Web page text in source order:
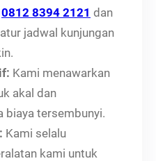
0812 8394 2121 dan
jadwal kunjungan
Kami menawarkan
akal dan
biaya tersembunyi.
Kami selalu
kami untuk